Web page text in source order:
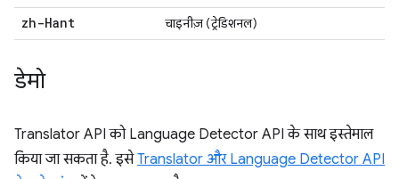
zh-Hant चाइनीज़ (ट्रेडिशनल)
डेमो
Translator API को Language Detector API के साथ इस्तेमाल
किया जा सकता है. इसेTranslator और Language Detector API